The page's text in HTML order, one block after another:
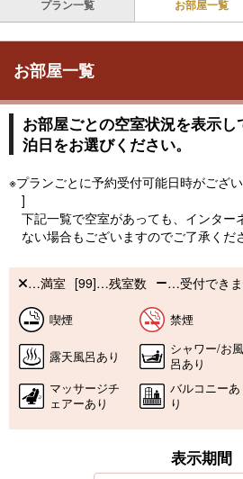
プラン一覧 お部屋一覧
お部屋一覧
お部屋ごとの空室状況を表示
泊日をお選びください。
※プランごとに予約受付可能日時がござ
]
下記一覧で空室があっても、インター
ない場合もございますのでご了承くだ
…満室 [99]…残室数 …受付でき
喫煙 禁煙
露天風呂あり
シャワー/お風
呂あり
マッサージチ
ェアーあり
バルコニーあ
り
表示期間